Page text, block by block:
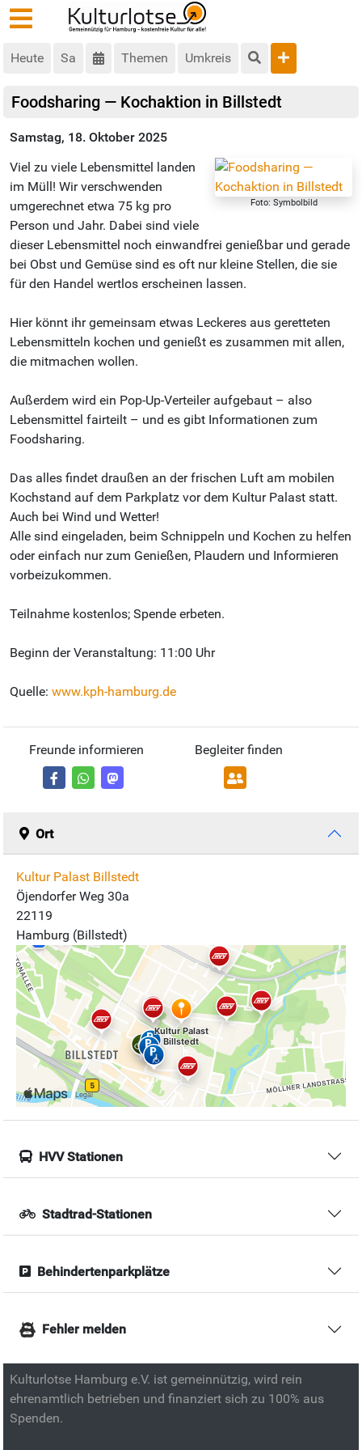
Heute Sa Themen Umkreis
Foodsharing — Kochaktion in Billstedt
Samstag, 18. Oktober 2025
Foto: Symbolbild
Viel zu viele Lebensmittel landen
im Müll! Wir verschwenden
umgerechnet etwa 75 kg pro
Person und Jahr. Dabei sind viele
dieser Lebensmittel noch einwandfrei genießbar und gerade
bei Obst und Gemüse sind es oft nur kleine Stellen, die sie
für den Handel wertlos erscheinen lassen.
Hier könnt ihr gemeinsam etwas Leckeres aus geretteten
Lebensmitteln kochen und genießt es zusammen mit allen,
die mitmachen wollen.
Außerdem wird ein Pop-Up-Verteiler aufgebaut – also
Lebensmittel fairteilt – und es gibt Informationen zum
Foodsharing.
Das alles findet draußen an der frischen Luft am mobilen
Kochstand auf dem Parkplatz vor dem Kultur Palast statt.
Auch bei Wind und Wetter!
Alle sind eingeladen, beim Schnippeln und Kochen zu helfen
oder einfach nur zum Genießen, Plaudern und Informieren
vorbeizukommen.
Teilnahme kostenlos; Spende erbeten.
Beginn der Veranstaltung: 11:00 Uhr
Quelle: www.kph-hamburg.de
Freunde informieren Begleiter finden
Ort
Kultur Palast Billstedt
Öjendorfer Weg 30a
22119
Hamburg (Billstedt)
HVV Stationen
Stadtrad-Stationen
Behindertenparkplätze
Fehler melden
Kulturlotse Hamburg e.V. ist gemeinnützig, wird rein
ehrenamtlich betrieben und finanziert sich zu 100% aus
Spenden.